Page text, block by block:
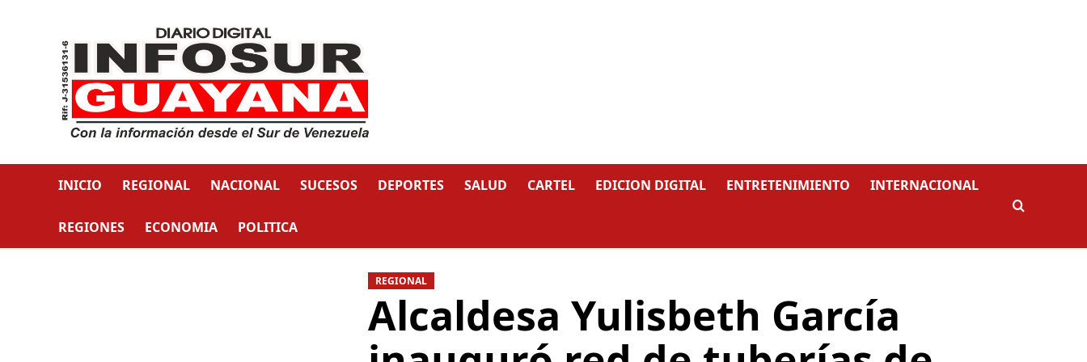
INICIO REGIONAL NACIONAL SUCESOS DEPORTES SALUD CARTEL EDICION DIGITAL ENTRETENIMIENTO INTERNACIONAL
REGIONES ECONOMIA POLITICA
REGIONAL
Alcaldesa Yulisbeth García